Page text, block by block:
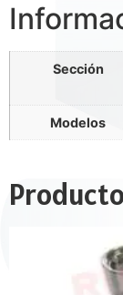
Sección
Modelos